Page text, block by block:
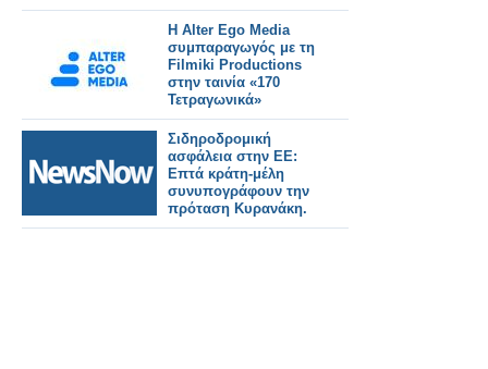
Η Alter Ego Media
συμπαραγωγός με τη
Filmiki Productions
στην ταινία «170
Τετραγωνικά»
Σιδηροδρομική
ασφάλεια στην ΕΕ:
Επτά κράτη-μέλη
συνυπογράφουν την
πρόταση Κυρανάκη.